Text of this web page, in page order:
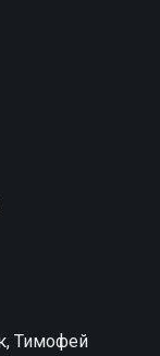
они
Теперь
бизнес,
обычном
покер вы
HD
Тимофей